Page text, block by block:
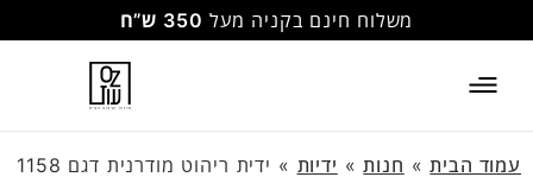
משלוח חינם בקניה מעל 350 ש”ח
עמוד הבית» חנות» ידיות » ידית ריהוט מודרנית דגם 1158